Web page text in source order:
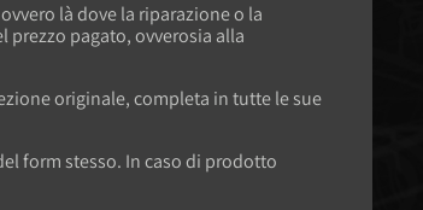
là dove la riparazione o la
prezzo pagato, ovverosia alla
originale, completa in tutte le sue
form stesso. In caso di prodotto